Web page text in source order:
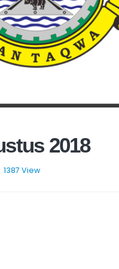
2018
1387 View